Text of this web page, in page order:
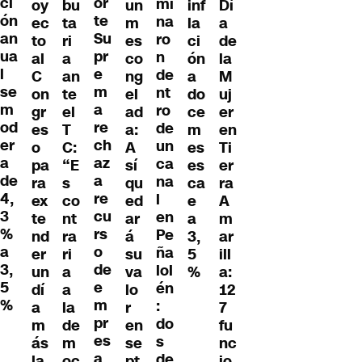
ón
an
ua
l
se
m
od
er
a
de
4,
3
%
a
3,
5
%
oy
ec
to
al
C
on
gr
es
o
pa
ra
ex
te
nd
er
un
dí
a
m
ás
bu
ta
ri
a
an
te
el
T
C:
“E
s
co
nt
ra
ri
a
a
la
de
m
te
Su
pr
e
m
a
re
ch
az
a
re
cu
rs
o
de
e
m
pr
es
un
m
es
co
ng
el
ad
a:
A
sí
qu
ed
ar
á
su
va
lo
r
en
se
na
ro
n
de
nt
ro
de
un
ca
na
l
en
Pe
ña
lol
én
:
do
s
inf
la
ci
ón
a
do
ce
m
es
es
ca
e
a
3,
5
%
Dí
a
de
la
M
uj
er
en
Ti
er
ra
A
m
ar
ill
a:
12
7
fu
nc